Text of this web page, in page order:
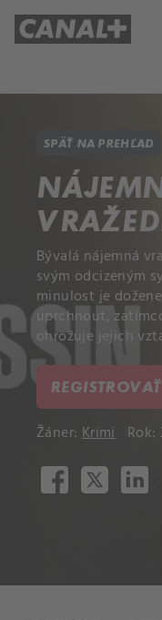
SPÄŤ NA PREHĽAD
Bývalá nájemná
svým odcizeným
minulost je
uprchnout,
ohrožuje jejich
REGISTROVAŤ
Žáner: Krimi Rok: